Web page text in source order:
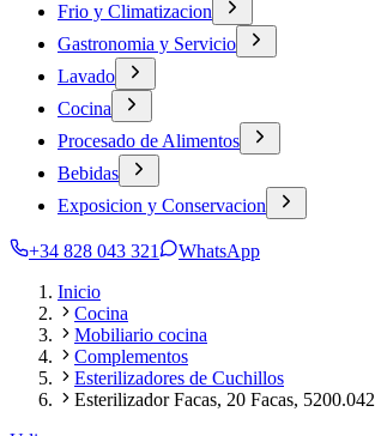
Frio y Climatizacion
Gastronomia y Servicio
Lavado
Cocina
Procesado de Alimentos
Bebidas
Exposicion y Conservacion
+34 828 043 321
WhatsApp
Inicio
Cocina
Mobiliario cocina
Complementos
Esterilizadores de Cuchillos
Esterilizador Facas, 20 Facas, 5200.042